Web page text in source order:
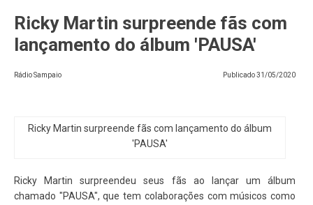
Ricky Martin surpreende fãs com
lançamento do álbum 'PAUSA'
Rádio Sampaio Publicado31/05/2020
Ricky Martin surpreende fãs com lançamento do álbum
'PAUSA'
Ricky Martin surpreendeu seus fãs ao lançar um álbum
chamado "PAUSA", que tem colaborações com músicos como